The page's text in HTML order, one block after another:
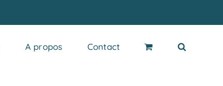
A propos Contact